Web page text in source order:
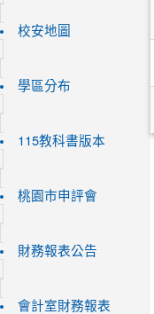
校安地圖
學區分布
115教科書版本
桃園市申評會
財務報表公告
會計室財務報表